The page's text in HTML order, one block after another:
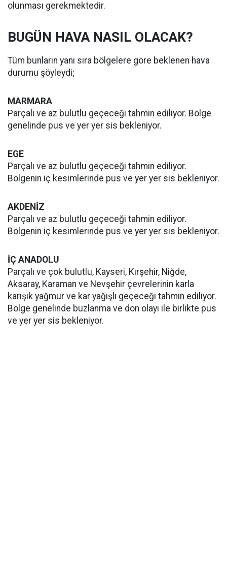
olunması gerekmektedir.
BUGÜN HAVA NASIL OLACAK?
Tüm bunların yanı sıra bölgelere göre beklenen hava
durumu şöyleydi;
MARMARA
Parçalı ve az bulutlu geçeceği tahmin ediliyor. Bölge
genelinde pus ve yer yer sis bekleniyor.
EGE
Parçalı ve az bulutlu geçeceği tahmin ediliyor.
Bölgenin iç kesimlerinde pus ve yer yer sis bekleniyor.
AKDENİZ
Parçalı ve az bulutlu geçeceği tahmin ediliyor.
Bölgenin iç kesimlerinde pus ve yer yer sis bekleniyor.
İÇ ANADOLU
Parçalı ve çok bulutlu, Kayseri, Kırşehir, Niğde,
Aksaray, Karaman ve Nevşehir çevrelerinin karla
karışık yağmur ve kar yağışlı geçeceği tahmin ediliyor.
Bölge genelinde buzlanma ve don olayı ile birlikte pus
ve yer yer sis bekleniyor.